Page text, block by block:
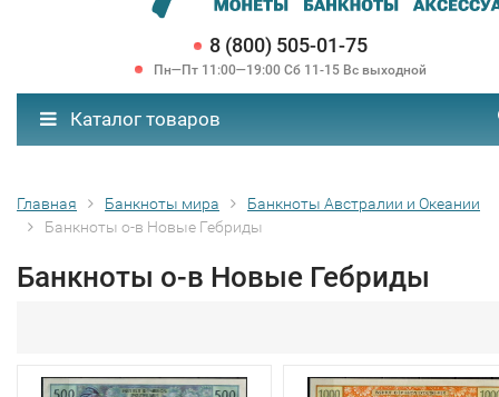
8 (800) 505-01-75
Пн—Пт 11:00—19:00 Сб 11-15 Вс выходной
Каталог товаров
Главная Банкноты мира
Банкноты Австралии и Океании
Банкноты о-в Новые Гебриды
Банкноты о-в Новые Гебриды